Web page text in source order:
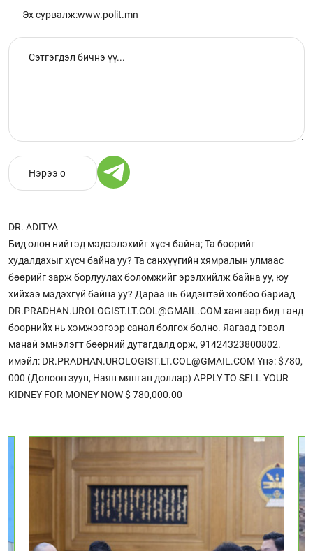
Эх сурвалж:www.polit.mn
DR. ADITYA
Бид олон нийтэд мэдээлэхийг хүсч байна; Та бөөрийг
худалдахыг хүсч байна уу? Та санхүүгийн хямралын улмаас
бөөрийг зарж борлуулах боломжийг эрэлхийлж байна уу, юу
хийхээ мэдэхгүй байна уу? Дараа нь бидэнтэй холбоо бариад
DR.PRADHAN.UROLOGIST.LT.COL@GMAIL.COM хаягаар бид танд
бөөрнийх нь хэмжээгээр санал болгох болно. Яагаад гэвэл
манай эмнэлэгт бөөрний дутагдалд орж, 91424323800802.
имэйл: DR.PRADHAN.UROLOGIST.LT.COL@GMAIL.COM Yнэ: $780,
000 (Долоон зуун, Наян мянган доллар) APPLY TO SELL YOUR
KIDNEY FOR MONEY NOW $ 780,000.00